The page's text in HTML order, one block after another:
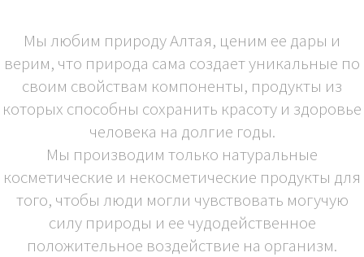
Мы любим природу Алтая, ценим ее дары и
верим, что природа сама создает уникальные по
своим свойствам компоненты, продукты из
которых способны сохранить красоту и здоровье
человека на долгие годы.
Мы производим только натуральные
косметические и некосметические продукты для
того, чтобы люди могли чувствовать могучую
силу природы и ее чудодейственное
положительное воздействие на организм.